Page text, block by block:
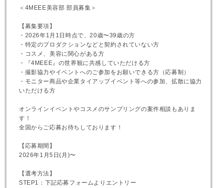
＜4MEEE美容部 部員募集＞
【募集要項】
・2026年1月1日時点で、20歳〜39歳の方
・特定のプロダクションなどと契約されていない方
・コスメ、美容に関心がある方
・『4MEEE』の世界観に共感していただける方
・撮影協力やイベントへのご参加をお願いできる方（応募制）
・モニター商品や企業タイアップイベント等への参加、拡散に協力
いただける方
オンラインイベントやコスメのサンプリングの案件相談もありま
す！
全国からご応募お待ちしております！
【応募期間】
2026年1月5日(月)〜
【選考方法】
STEP1：下記応募フォームよりエントリー